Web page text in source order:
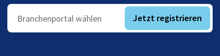
Branchenportal wählen Jetzt registrieren